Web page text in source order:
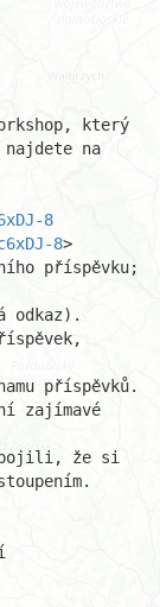
který
najdete na
8
8>
příspěvku;
odkaz).
příspěvků.
zajímavé
že si